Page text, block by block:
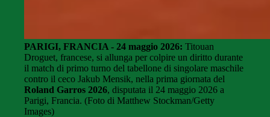
PARIGI, FRANCIA - 24 maggio 2026: Titouan
Droguet, francese, si allunga per colpire un diritto durante
il match di primo turno del tabellone di singolare maschile
contro il ceco Jakub Mensik, nella prima giornata del
Roland Garros 2026, disputata il 24 maggio 2026 a
Parigi, Francia. (Foto di Matthew Stockman/Getty
Images)